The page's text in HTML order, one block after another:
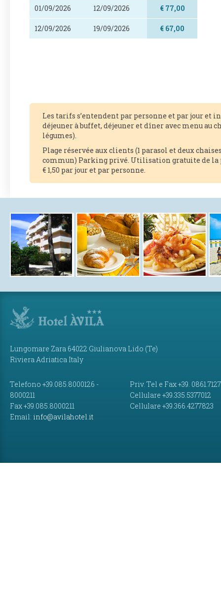
01/09/2026 12/09/2026 € 77,00
12/09/2026 19/09/2026 € 67,00
Les tarifs s’entendent par personne et par jour et
déjeuner à buffet, déjeuner et dîner avec menu au
légumes).
Plage réservée aux clients (1 parasol et deux
commun) Parking privé. Utilisation gratuite de la
€ 1,50 par jour et par personne.
Lungomare Zara 64022 Giulianova Lido (Te)
Riviera Adriatica Italy
Telefono +39.085.8000126 -
8000211
Fax +39.085.8000211
Email: info@avilahotel.it
Priv. Tel e Fax +39.
Cellulare +39.335.5377012
Cellulare +39.366.4277823